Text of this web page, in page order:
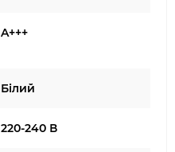
A+++
Білий
220-240 В